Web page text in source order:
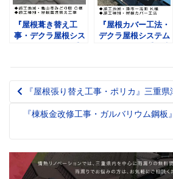
『屋根葺き替え工
事・デクラ屋根シス
『屋根カバー工法・
デクラ屋根システム
Post
navigation
『屋根張り替え工事・ポリカ』三重
『棟板金改修工事・ガルバリウム鋼板